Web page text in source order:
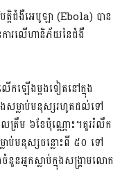
ត្តិជំងឺអេបូឡា (Ebola) បាន
ការលើហានិភ័យនៃជំងឺ
កឡើងម្តងទៀតនៅក្នុង
ងសម្លាប់មនុស្សរហូតដល់ទៅ
ត្រឹម ៦ខែប៉ុណ្ណោះ។គួររំលឹក
ាប់មនុស្សចន្លោះពី ៥០ ទៅ
អ្នកស្លាប់ក្នុងសង្គ្រាមលោក